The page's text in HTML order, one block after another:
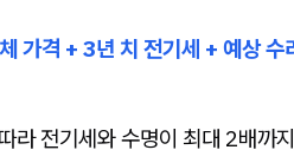
가격 + 3년 치 전기세 + 예상 수
라 전기세와 수명이 최대 2배까